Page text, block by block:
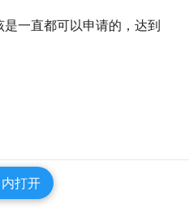
一直都可以申请的，达到
打开